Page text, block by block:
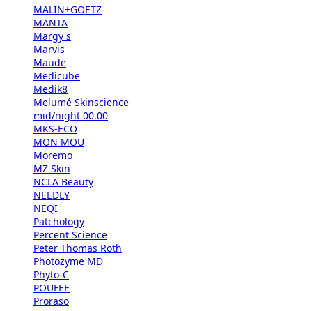
MALIN+GOETZ
MANTA
Margy's
Marvis
Maude
Medicube
Medik8
Melumé Skinscience
mid/night 00.00
MKS-ECO
MON MOU
Moremo
MZ Skin
NCLA Beauty
NEEDLY
NEQI
Patchology
Percent Science
Peter Thomas Roth
Photozyme MD
Phyto-C
POUFEE
Proraso